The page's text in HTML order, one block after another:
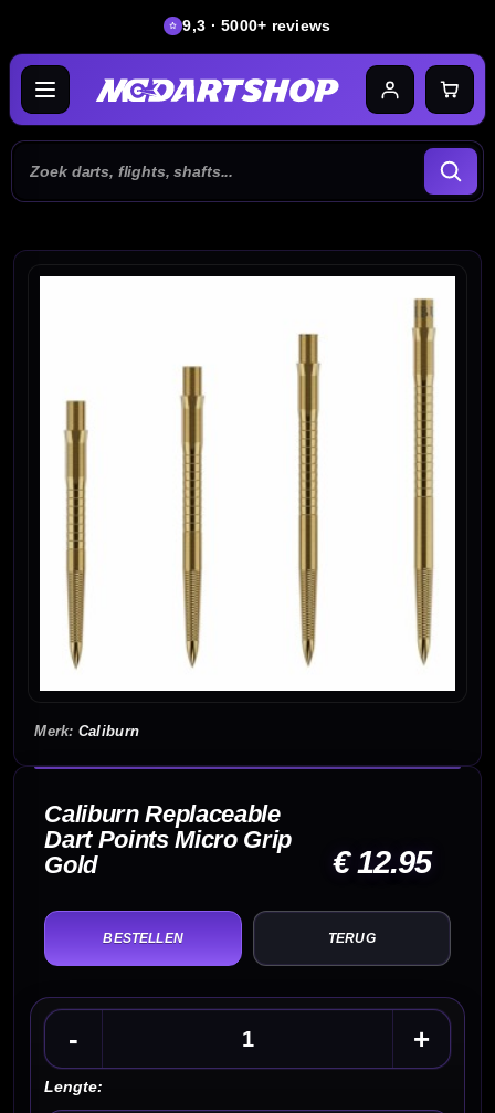
9,3 · 5000+ reviews
Caliburn
Caliburn Replaceable
Dart Points Micro Grip
Gold
€ 12.95
TERUG
- +
Lengte: